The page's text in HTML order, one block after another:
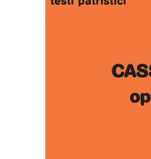
AGGIUNGI AL CARRELLO